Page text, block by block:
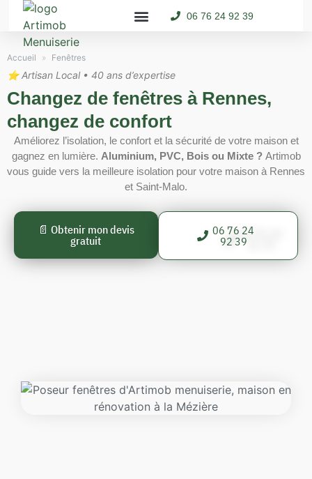
06 76 24 92 39
Accueil » Fenêtres
⭐ Artisan Local • 40 ans d’expertise
Changez de fenêtres à Rennes,
changez de confort
Améliorez l’isolation, le confort et la sécurité de votre maison et
gagnez en lumière. Aluminium, PVC, Bois ou Mixte ? Artimob
vous guide vers la meilleure isolation pour votre maison à Rennes
et Saint-Malo.
📄 Obtenir mon devis
gratuit
06 76 24
92 39